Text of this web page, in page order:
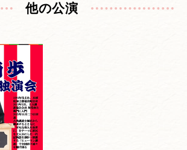
他の公演